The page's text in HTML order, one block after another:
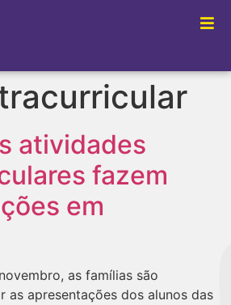
atividades
fazem
em
as famílias são
as apresentações dos alunos das